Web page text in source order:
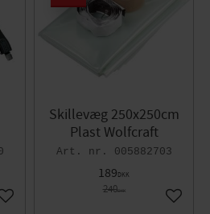
Gem som favorit
Skillevæg 250x250cm
Plast Wolfcraft
005882703
189DKK
240DKK
Gem